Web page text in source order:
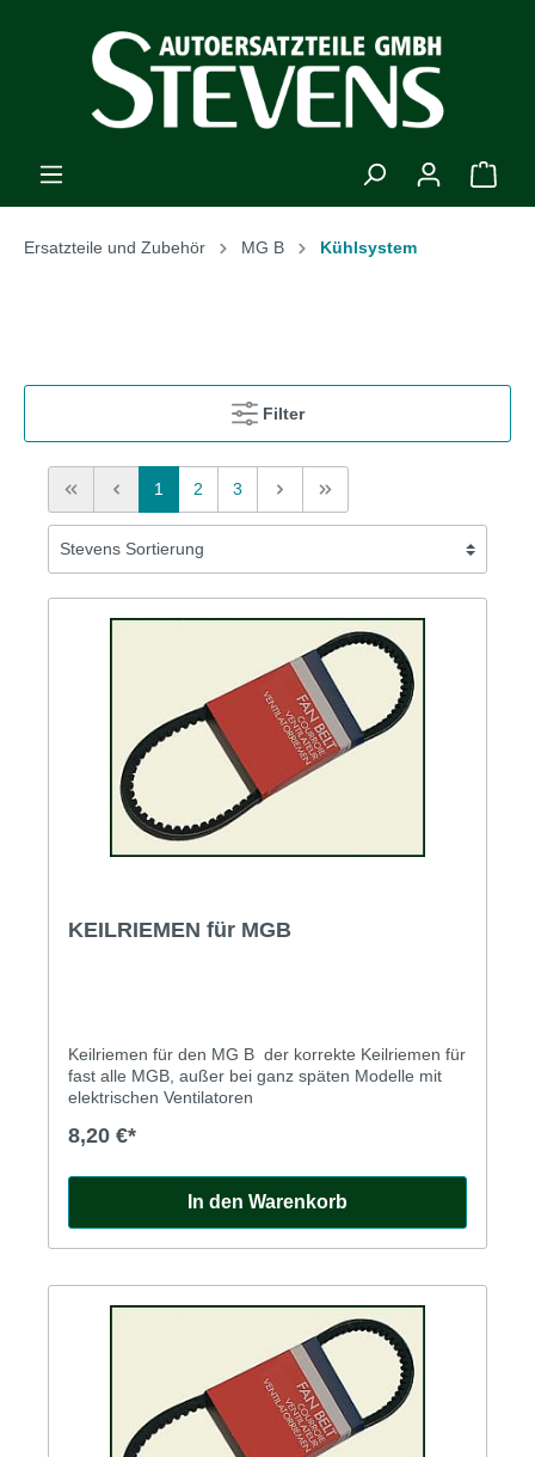
Ersatzteile und Zubehör MG B Kühlsystem
Filter
1 2 3
KEILRIEMEN für MGB
Keilriemen für den MG B der korrekte Keilriemen für
fast alle MGB, außer bei ganz späten Modelle mit
elektrischen Ventilatoren
8,20 €*
In den Warenkorb